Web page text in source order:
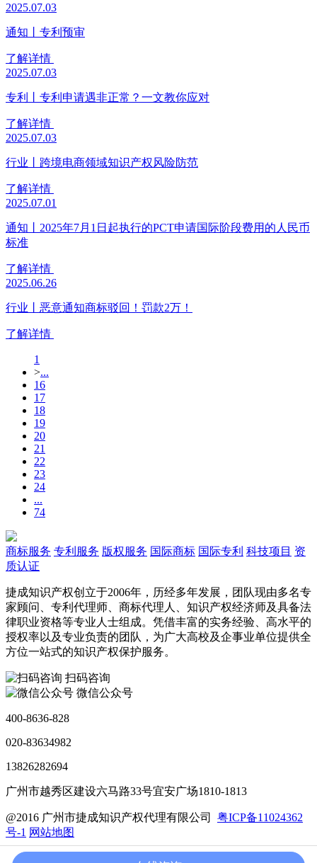
2025.07.03
通知丨专利预审
了解详情
2025.07.03
专利丨专利申请遇非正常？一文教你应对
了解详情
2025.07.03
行业丨跨境电商领域知识产权风险防范
了解详情
2025.07.01
通知丨2025年7月1日起执行的PCT申请国际阶段费用的人民币
标准
了解详情
2025.06.26
行业丨恶意通知商标驳回！罚款2万！
了解详情
1
>...
16
17
18
19
20
21
22
23
24
...
74
商标服务 专利服务 版权服务 国际商标 国际专利 科技项目 资
质认证
捷成知识产权创立于2006年，历经多年发展，团队现由多名专
家顾问、专利代理师、商标代理人、知识产权经济师及具备法
律职业资格等专业人士组成。凭借丰富的实务经验、高水平的
授权率以及专业负责的团队，为广大高校及企事业单位提供全
方位一站式的知识产权保护服务。
扫码咨询
微信公众号
400-8636-828
020-83634982
13826282694
广州市越秀区建设六马路33号宜安广场1810-1813
@2016 广州市捷成知识产权代理有限公司 粤ICP备11024362
号-1 网站地图
加入我们 法律声明